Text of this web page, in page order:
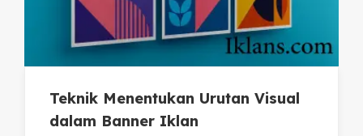
Teknik Menentukan Urutan Visual
dalam Banner Iklan